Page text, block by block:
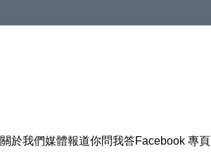
關於我們媒體報道你問我答Facebook 專頁